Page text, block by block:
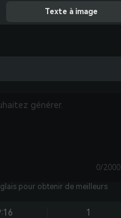
Texte à image
0/2000
pour obtenir de meilleurs
1